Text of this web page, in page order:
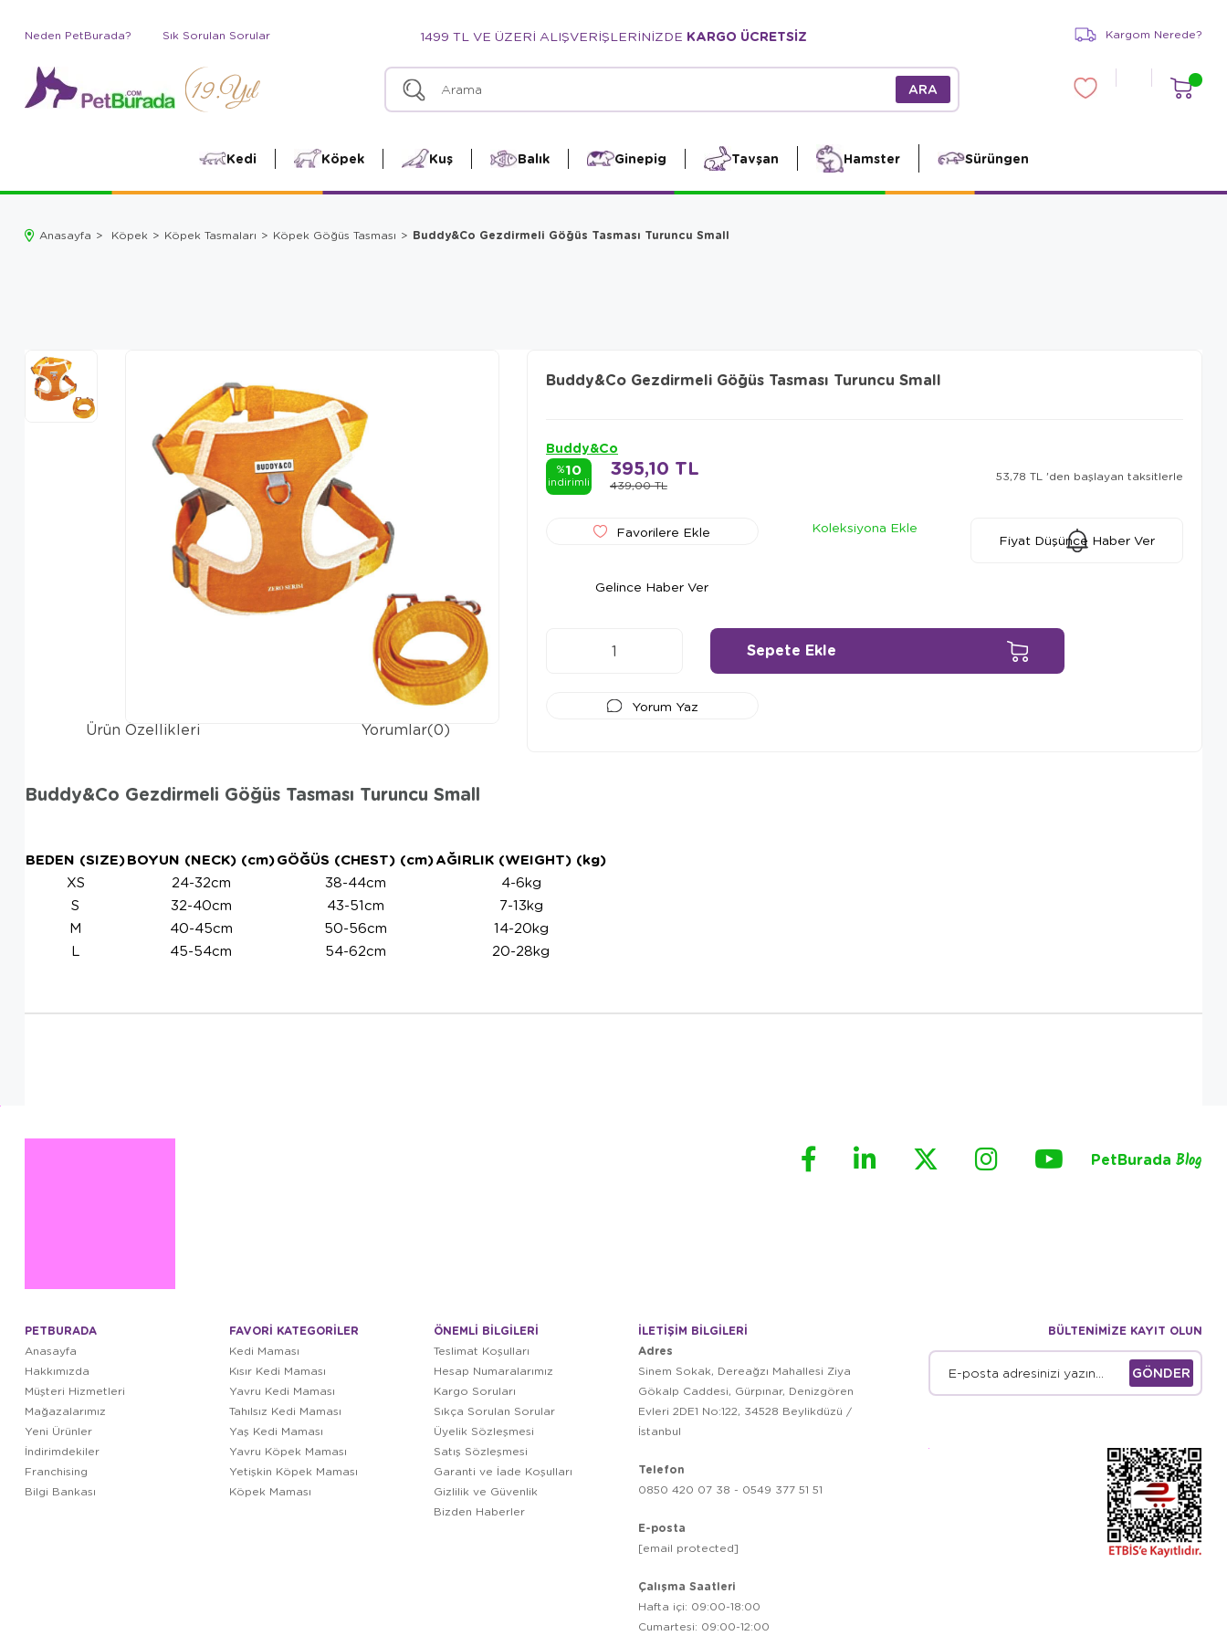
Neden PetBurada? Sık Sorulan Sorular 1499 TL VE ÜZERİ ALIŞVERİŞLERİNİZDE KARGO ÜCRETSİZ Kargom Nerede?
Kedi Köpek Kuş Balık Ginepig Tavşan Hamster Sürüngen
Anasayfa Köpek Köpek Tasmaları Köpek Göğüs Tasması Buddy&Co Gezdirmeli Göğüs Tasması Turuncu Small
Buddy&Co Gezdirmeli Göğüs Tasması Turuncu Small
Buddy&Co
%10
indirimli 439,00 TL
395,10 TL 53,78 TL 'den başlayan taksitlerle
Favorilere Ekle
Koleksiyona Ekle
Fiyat Düşünce Haber Ver
Gelince Haber Ver
Yorum Yaz
Ürün Özellikleri Yorumlar(0)
Buddy&Co Gezdirmeli Göğüs Tasması Turuncu Small
BEDEN (SIZE)BOYUN (NECK) (cm)GÖĞÜS (CHEST) (cm)AĞIRLIK (WEIGHT) (kg)
XS
24-32cm 38-44cm
4-6kg
S
32-40cm 43-51cm
7-13kg
M
40-45cm 50-56cm
14-20kg
L
45-54cm 54-62cm 20-28kg
PetBurada Blog
PETBURADA
Anasayfa
Hakkımızda
Müşteri Hizmetleri
Mağazalarımız
Yeni Ürünler
İndirimdekiler
Franchising
Bilgi Bankası
FAVORİ KATEGORİLER
Kedi Maması
Kısır Kedi Maması
Yavru Kedi Maması
Tahılsız Kedi Maması
Yaş Kedi Maması
Yavru Köpek Maması
Yetişkin Köpek Maması
Köpek Maması
ÖNEMLİ BİLGİLERİ
Teslimat Koşulları
Hesap Numaralarımız
Kargo Soruları
Sıkça Sorulan Sorular
Üyelik Sözleşmesi
Satış Sözleşmesi
Garanti ve İade Koşulları
Gizlilik ve Güvenlik
Bizden Haberler
İLETİŞİM BİLGİLERİ
Adres
Sinem Sokak, Dereağzı Mahallesi Ziya
Gökalp Caddesi, Gürpınar, Denizgören
Evleri 2DE1 No:122, 34528 Beylikdüzü /
İstanbul
Telefon
0850 420 07 38 - 0549 377 51 51
E-posta
[email protected]
Çalışma Saatleri
Hafta içi: 09:00-18:00
Cumartesi: 09:00-12:00
BÜLTENİMİZE KAYIT OLUN
GÖNDER